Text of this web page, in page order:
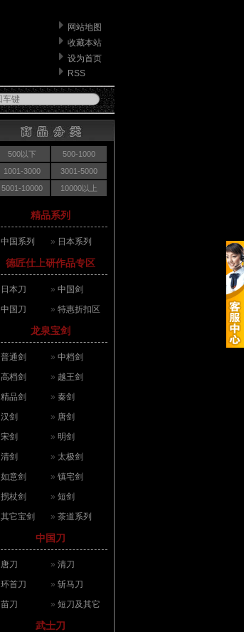
网站地图
收藏本站
设为首页
RSS
500以下
500-1000
1001-3000
3001-5000
5001-10000
10000以上
精品系列
中国系列 » 日本系列
德匠仕上研作品专区
日本刀 » 中国剑
中国刀 » 特惠折扣区
龙泉宝剑
普通剑 » 中档剑
高档剑 » 越王剑
精品剑 » 秦剑
汉剑 » 唐剑
宋剑 » 明剑
清剑 » 太极剑
如意剑 » 镇宅剑
拐杖剑 » 短剑
其它宝剑 » 茶道系列
中国刀
唐刀 » 清刀
环首刀 » 斩马刀
苗刀 » 短刀及其它
武士刀